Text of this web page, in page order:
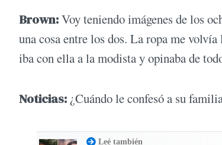
Brown:Voy teniendo imágenes de los
una cosa entre los dos. La ropa me
iba con ella a la modista y opinaba de
Noticias: ¿Cuándo le confesó a su
Leé también